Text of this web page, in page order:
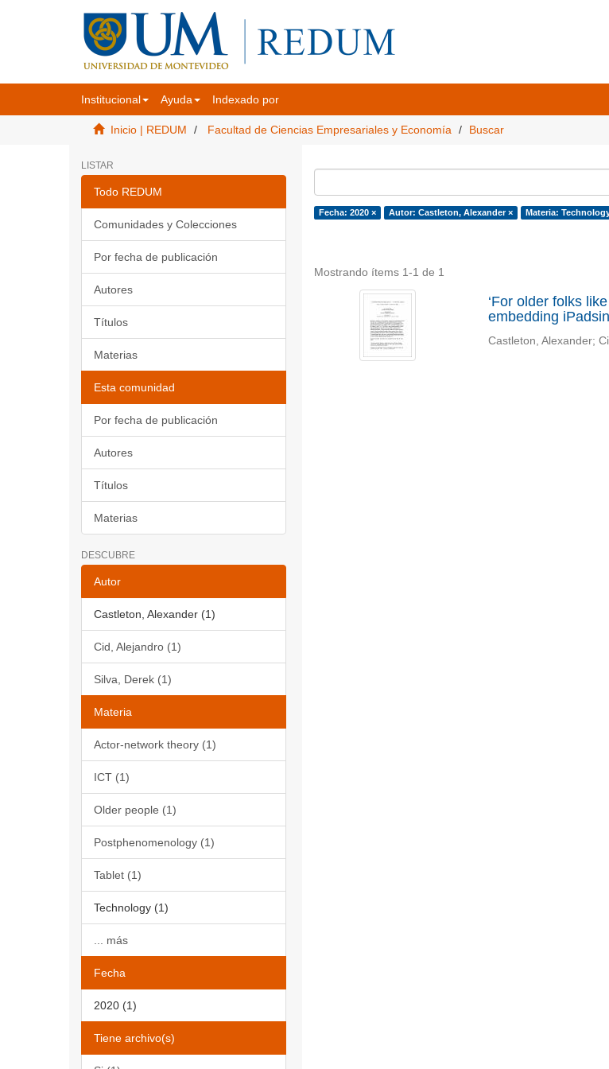
Institucional Ayuda Indexado por
Inicio | REDUM Facultad de Ciencias Empresariales y Economía Buscar
LISTAR
Todo REDUM
Comunidades y Colecciones
Por fecha de publicación
Autores
Títulos
Materias
Esta comunidad
Por fecha de publicación
Autores
Títulos
Materias
DESCUBRE
Autor
Castleton, Alexander (1)
Cid, Alejandro (1)
Silva, Derek (1)
Materia
Actor-network theory (1)
ICT (1)
Older people (1)
Postphenomenology (1)
Tablet (1)
Technology (1)
... más
Fecha
2020 (1)
Tiene archivo(s)
Fecha: 2020 × Autor: Castleton, Alexander × Materia:
Mostrando ítems 1-1 de 1
‘For older folks
embedding
Castleton, Alexander;